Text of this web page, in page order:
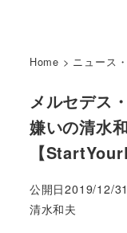
Home > ニュース
メルセデス
嫌いの清水
【
公開日2019/12/
著
清水和夫